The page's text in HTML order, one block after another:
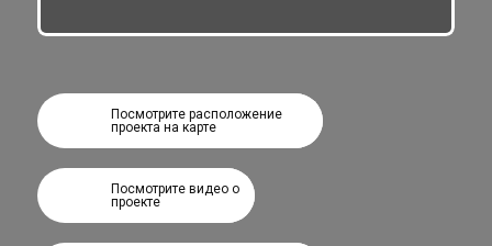
Посмотрите расположение
проекта на карте
Посмотрите видео о
проекте